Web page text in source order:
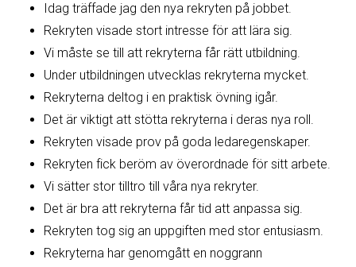
Idag träffade jag den nya rekryten på jobbet.
Rekryten visade stort intresse för att lära sig.
Vi måste se till att rekryterna får rätt utbildning.
Under utbildningen utvecklas rekryterna mycket.
Rekryterna deltog i en praktisk övning igår.
Det är viktigt att stötta rekryterna i deras nya roll.
Rekryten visade prov på goda ledaregenskaper.
Rekryten fick beröm av överordnade för sitt arbete.
Vi sätter stor tilltro till våra nya rekryter.
Det är bra att rekryterna får tid att anpassa sig.
Rekryten tog sig an uppgiften med stor entusiasm.
Rekryterna har genomgått en noggrann